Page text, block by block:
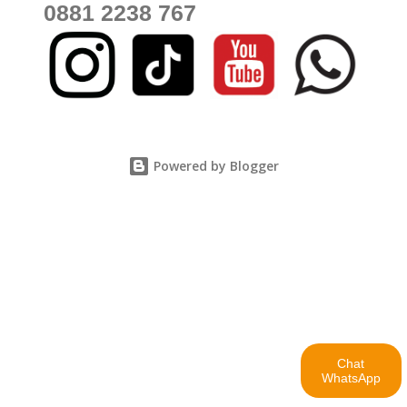
Chat
WhatsApp
0881 2238 767
Powered by Blogger